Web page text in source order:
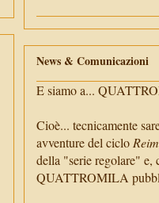
News & Comunicazioni
E siamo a...
Cioè... tecnicamente
avventure del ciclo
della "serie regolare" e,
QUATTROMILA